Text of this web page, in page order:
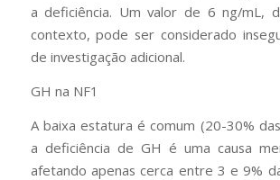
a deficiência. Um valor de 6 ng/mL,
contexto, pode ser considerado
de investigação adicional.
GH na NF1
A baixa estatura é comum (20-30%
a deficiência de GH é uma causa
afetando apenas cerca entre 3 e 9%